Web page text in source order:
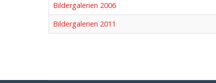
Bildergalerien 2006
Bildergalerien 2011